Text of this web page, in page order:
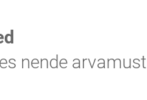
nende arvamust